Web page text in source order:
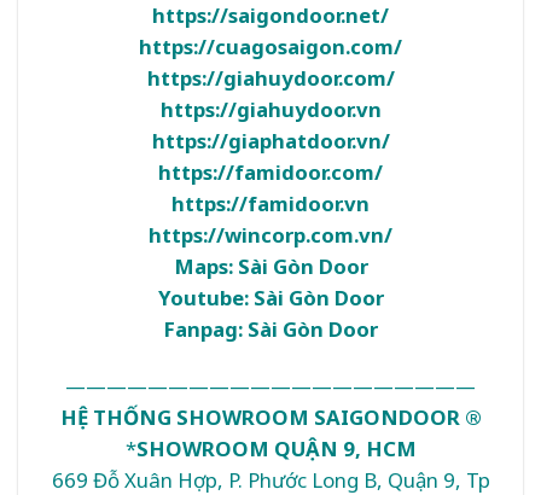
https://saigondoor.net/
https://cuagosaigon.com/
https://giahuydoor.com/
https://giahuydoor.vn
https://giaphatdoor.vn/
https://famidoor.com/
https://famidoor.vn
https://wincorp.com.vn/
Maps: Sài Gòn Door
Youtube: Sài Gòn Door
Fanpag: Sài Gòn Door
————————————————————
HỆ THỐNG SHOWROOM SAIGONDOOR ®
*SHOWROOM QUẬN 9, HCM
669 Đỗ Xuân Hợp, P. Phước Long B, Quận 9, Tp